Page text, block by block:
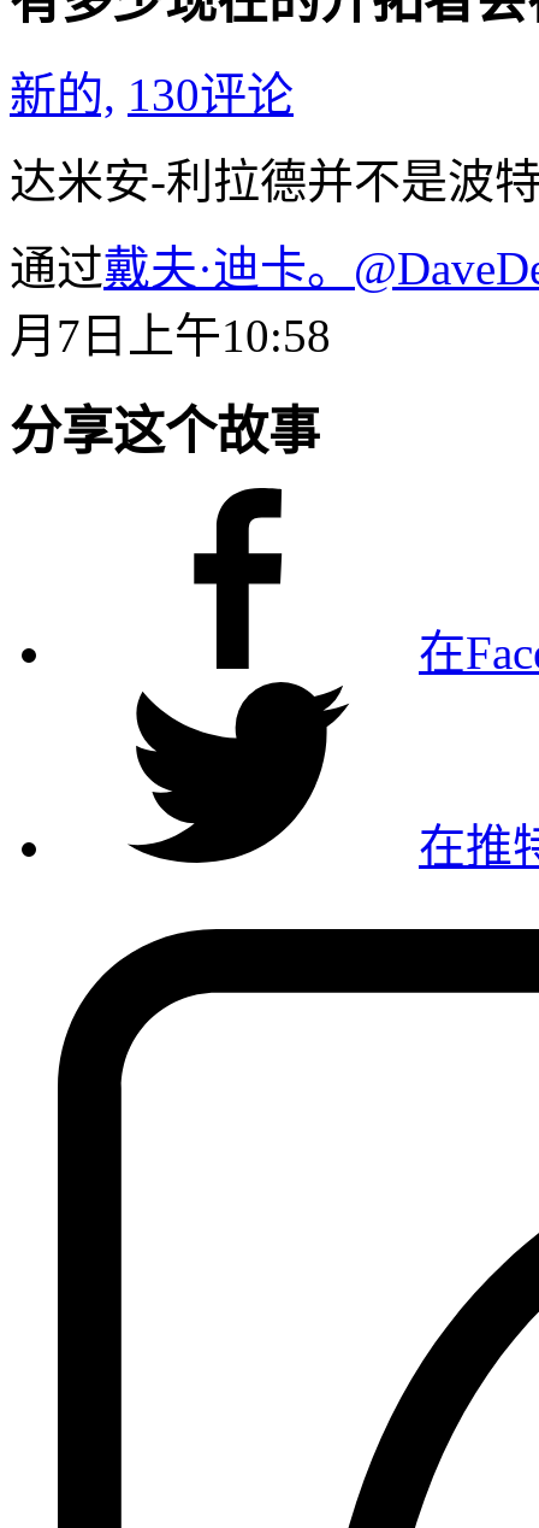
新的, 130评论
达米安-利拉德并不是波
通过戴夫·迪卡。
月7日上午10:58
分享这个故事
在
在推